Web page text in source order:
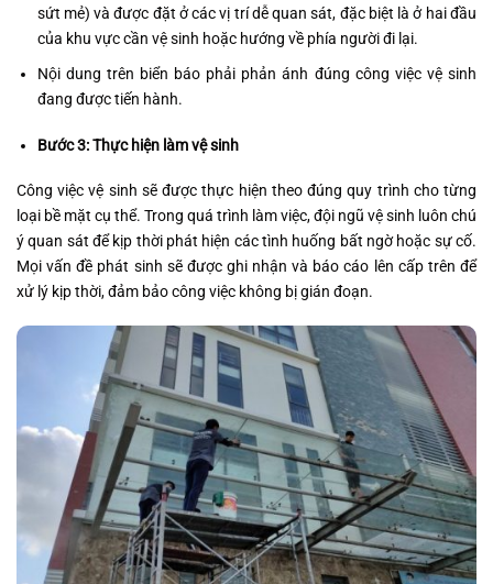
sứt mẻ) và được đặt ở các vị trí dễ quan sát, đặc biệt là ở hai đầu
của khu vực cần vệ sinh hoặc hướng về phía người đi lại.
Nội dung trên biển báo phải phản ánh đúng công việc vệ sinh
đang được tiến hành.
Bước 3: Thực hiện làm vệ sinh
Công việc vệ sinh sẽ được thực hiện theo đúng quy trình cho từng
loại bề mặt cụ thể. Trong quá trình làm việc, đội ngũ vệ sinh luôn chú
ý quan sát để kịp thời phát hiện các tình huống bất ngờ hoặc sự cố.
Mọi vấn đề phát sinh sẽ được ghi nhận và báo cáo lên cấp trên để
xử lý kịp thời, đảm bảo công việc không bị gián đoạn.